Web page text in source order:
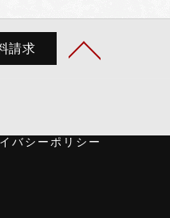
請求
バシーポリシー